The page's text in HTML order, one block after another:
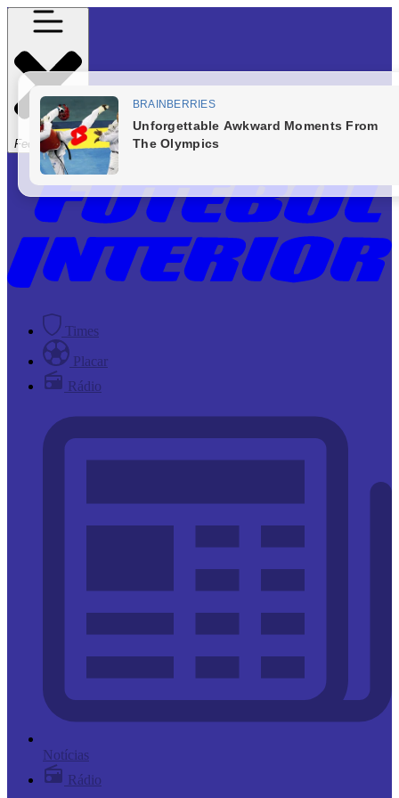
Fechar Menu
Times
Placar
Rádio
Notícias
Rádio